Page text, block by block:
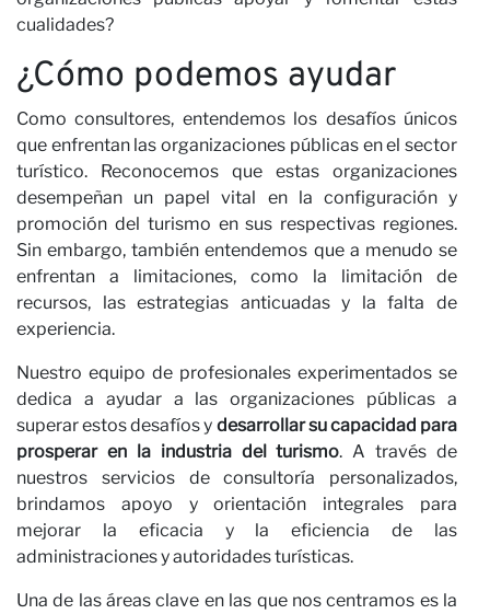
cualidades?
¿Cómo podemos ayudar
Como consultores, entendemos los desafíos únicos
que enfrentan las organizaciones públicas en el sector
turístico. Reconocemos que estas organizaciones
desempeñan un papel vital en la configuración y
promoción del turismo en sus respectivas regiones.
Sin embargo, también entendemos que a menudo se
enfrentan a limitaciones, como la limitación de
recursos, las estrategias anticuadas y la falta de
experiencia.
Nuestro equipo de profesionales experimentados se
dedica a ayudar a las organizaciones públicas a
superar estos desafíos y desarrollar su capacidad para
prosperar en la industria del turismo. A través de
nuestros servicios de consultoría personalizados,
brindamos apoyo y orientación integrales para
mejorar la eficacia y la eficiencia de las
administraciones y autoridades turísticas.
Una de las áreas clave en las que nos centramos es la